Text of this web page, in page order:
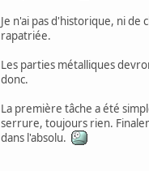
Je n'ai pas d'historique, ni de
rapatriée.
Les parties métalliques
donc.
La première tâche a été
serrure, toujours rien.
dans l'absolu.